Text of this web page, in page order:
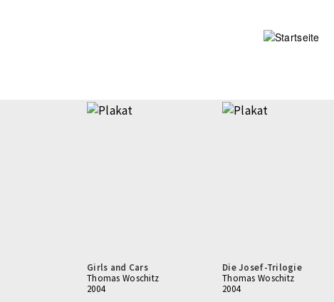
Girls and Cars
Thomas Woschitz
2004
Die Josef-Trilogie
Thomas Woschitz
2004